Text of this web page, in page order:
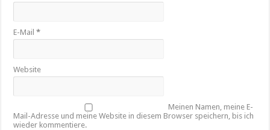
E-Mail*
Website
Meinen Namen, meine E-
Mail-Adresse und meine Website in diesem Browser speichern, bis ich
wieder kommentiere.